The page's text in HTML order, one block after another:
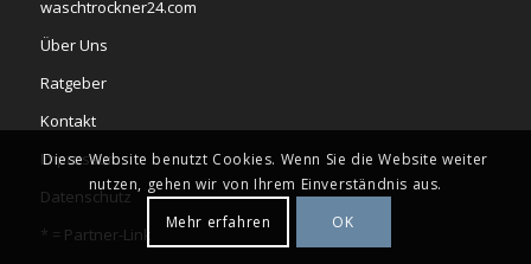
waschtrockner24.com
Über Uns
Ratgeber
Kontakt
Impressum
Datenschutz
* = Partner-Link
Diese Website benutzt Cookies. Wenn Sie die Website weiter
nutzen, gehen wir von Ihrem Einverständnis aus.
Mehr erfahren
OK